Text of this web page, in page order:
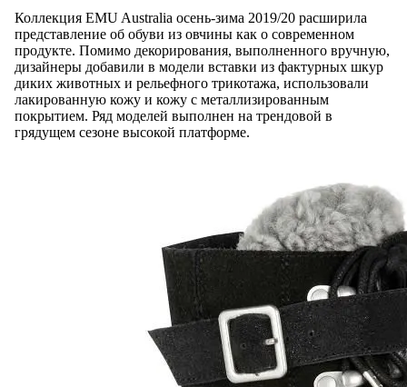
Коллекция EMU Australia осень-зима 2019/20 расширила
представление об обуви из овчины как о современном
продукте. Помимо декорирования, выполненного вручную,
дизайнеры добавили в модели вставки из фактурных шкур
диких животных и рельефного трикотажа, использовали
лакированную кожу и кожу с металлизированным
покрытием. Ряд моделей выполнен на трендовой в
грядущем сезоне высокой платформе.